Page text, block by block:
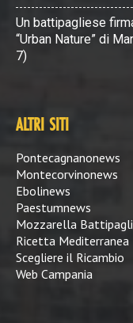
Un battipagliese
“Urban Nature” di
7)
ALTRI SITI
Pontecagnanonews
Montecorvinonews
Ebolinews
Paestumnews
Mozzarella
Ricetta Mediterranea
Scegliere il Ricambio
Web Campania